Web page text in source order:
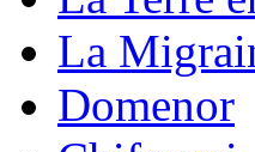
La
Domenor